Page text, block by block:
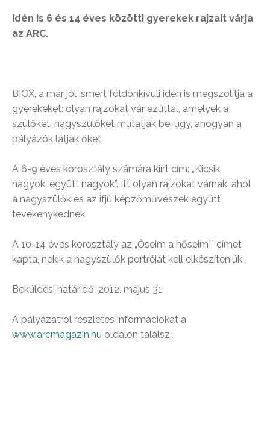
Idén is 6 és 14 éves közötti gyerekek rajzait várja
az ARC.
BIOX, a már jól ismert földönkívüli idén is megszólítja a
gyerekeket: olyan rajzokat vár ezúttal, amelyek a
szülőket, nagyszülőket mutatják be, úgy, ahogyan a
pályázók látják őket.
A 6-9 éves korosztály számára kiírt cím: „Kicsik,
nagyok, együtt nagyok”. Itt olyan rajzokat várnak, ahol
a nagyszülők és az ifjú képzőművészek együtt
tevékenykednek.
A 10-14 éves korosztály az „Őseim a hőseim!” címet
kapta, nekik a nagyszülők portréját kell elkészíteniük.
Beküldési határidő: 2012. május 31.
A pályázatról részletes információkat a
www.arcmagazin.hu oldalon találsz.